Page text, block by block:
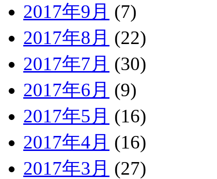
2017年9月 (7)
2017年8月 (22)
2017年7月 (30)
2017年6月 (9)
2017年5月 (16)
2017年4月 (16)
2017年3月 (27)